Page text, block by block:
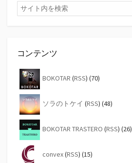
検
索
コンテンツ
BOKOTAR (RSS) (70)
ソラのトケイ (RSS) (48)
BOKOTAR TRASTERO (RSS) (26)
convex(RSS) (15)